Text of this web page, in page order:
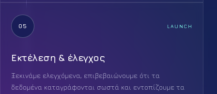
05 LAUNCH
Εκτέλεση & έλεγχος
Ξεκινάμε ελεγχόμενα, επιβεβαιώνουμε ότι τα
δεδομένα καταγράφονται σωστά και εντοπίζουμε τα